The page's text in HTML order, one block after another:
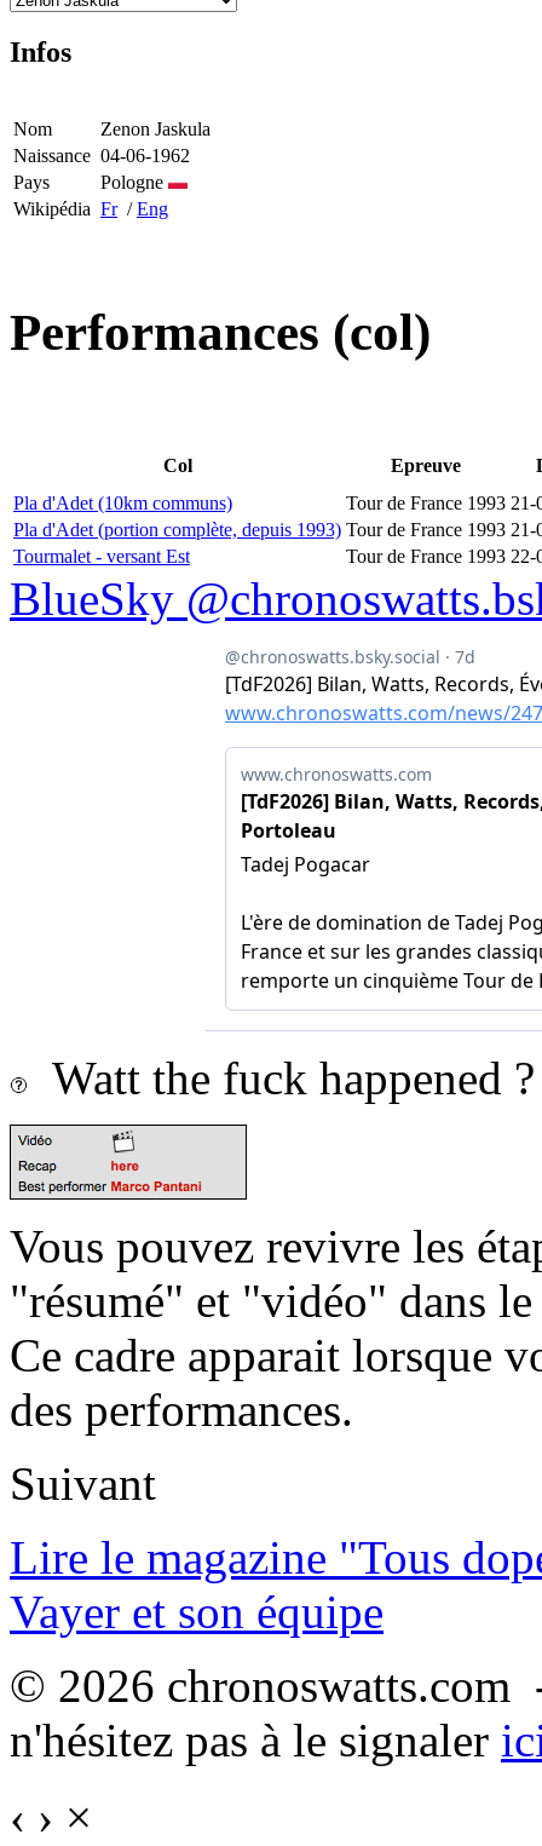
Infos
Nom
Zenon Jaskula
Naissance 04-06-1962
Pays
Pologne
Wikipédia Fr/Eng
Performances (col)
Col Epreuve
Pla d'Adet (10km communs)
Tour de France 1993 21-
Pla d'Adet (portion complète, depuis 1993) Tour de France 1993 21-
Tourmalet - versant Est
Tour de France 1993 22-
BlueSky
Watt the fuck happened ?
Vous pouvez revivre les
"résumé" et "vidéo" dans
Ce cadre apparait lorsque
des performances.
Suivant
Lire le magazine "Tous
Vayer et son équipe
© 2026
n'hésitez pas à le signaler
‹ › ×